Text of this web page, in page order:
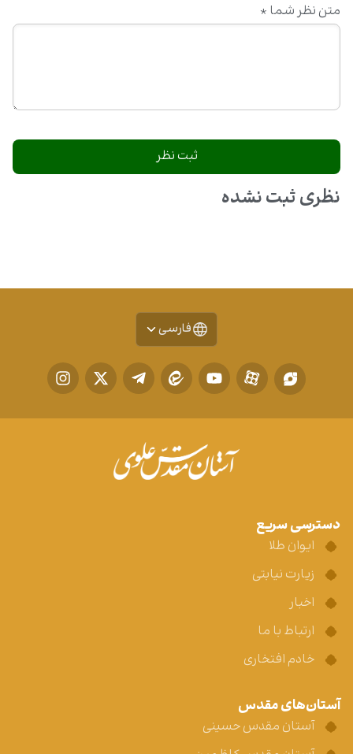
متن نظر شما *
نظری ثبت نشده
فارسی
دسترسی سریع
ایوان طلا
زیارت نیابتی
اخبار
ارتباط با ما
خادم افتخاری
آستان‌های مقدس
آستان مقدس حسینی